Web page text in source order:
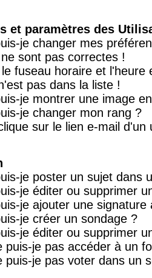
et paramètres des
je changer mes
sont pas correctes !
fuseau horaire et l'heure
pas dans la liste !
je montrer une image
je changer mon rang ?
sur le lien e-mail
je poster un sujet dans
je éditer ou supprimer
je ajouter une signature
je créer un sondage ?
je éditer ou supprimer
puis-je pas accéder à un
puis-je pas voter dans un